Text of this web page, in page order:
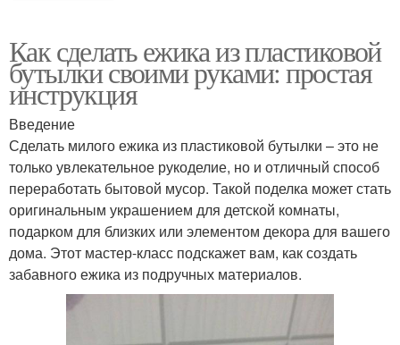
Как сделать ежика из пластиковой
бутылки своими руками: простая
инструкция
Введение
Сделать милого ежика из пластиковой бутылки – это не
только увлекательное рукоделие, но и отличный способ
переработать бытовой мусор. Такой поделка может стать
оригинальным украшением для детской комнаты,
подарком для близких или элементом декора для вашего
дома. Этот мастер-класс подскажет вам, как создать
забавного ежика из подручных материалов.